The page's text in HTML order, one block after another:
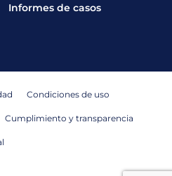
Informes de casos
Condiciones de uso
Cumplimiento y transparencia